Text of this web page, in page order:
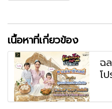
เนื้อหาที่เกี่ยวข้อง
ฉ
โ